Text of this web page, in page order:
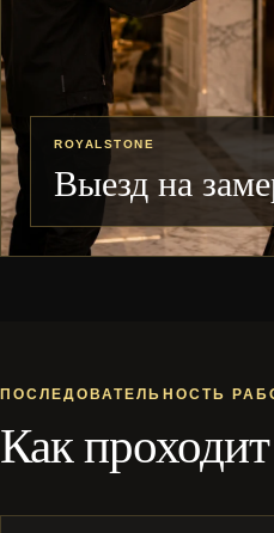
ROYALSTONE
Выезд на
ПОСЛЕДОВАТЕЛЬНОСТЬ
Как